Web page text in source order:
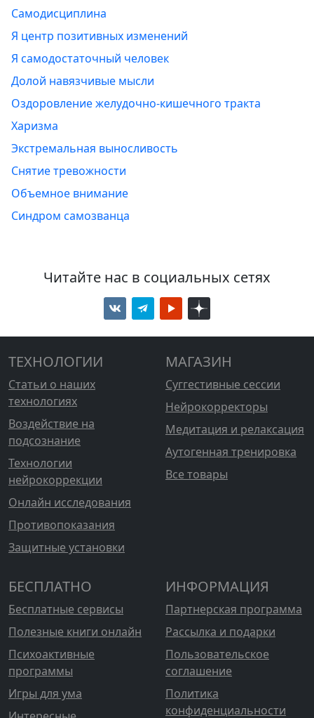
Самодисциплина
Я центр позитивных изменений
Я самодостаточный человек
Долой навязчивые мысли
Оздоровление желудочно-кишечного тракта
Харизма
Экстремальная выносливость
Снятие тревожности
Объемное внимание
Синдром самозванца
Читайте нас в социальных сетях
ТЕХНОЛОГИИ
Статьи о наших
технологиях
Воздействие на
подсознание
Технологии
нейрокоррекции
Онлайн исследования
Противопоказания
Защитные установки
МАГАЗИН
Суггестивные сессии
Нейрокорректоры
Медитация и релаксация
Аутогенная тренировка
Все товары
БЕСПЛАТНО
Бесплатные сервисы
Полезные книги онлайн
Психоактивные
программы
Игры для ума
ИНФОРМАЦИЯ
Партнерская программа
Рассылка и подарки
Пользовательское
соглашение
Политика
конфиденциальности